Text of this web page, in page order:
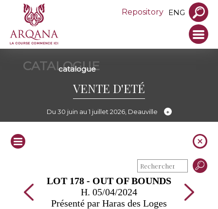
Repository ENG
CATALOGUE
catalogue
VENTE D'ETÉ
Du 30 juin au 1 juillet 2026, Deauville
LOT 178 - OUT OF BOUNDS
H. 05/04/2024
Présenté par Haras des Loges